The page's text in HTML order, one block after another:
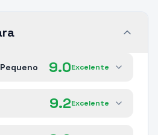
9.0Excelente
9.2Excelente